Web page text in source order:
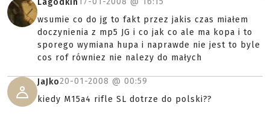
Lagodkin
wsumie co do jg to fakt przez jakis czas miałem
doczynienia z mp5 JG i co jak co ale ma kopa i to
sporego wymiana hupa i naprawde nie jest to byle
cos rof równiez nie nalezy do małych
JaJko20-01-2008 @ 00:59
kiedy M15a4 rifle SL dotrze do polski??